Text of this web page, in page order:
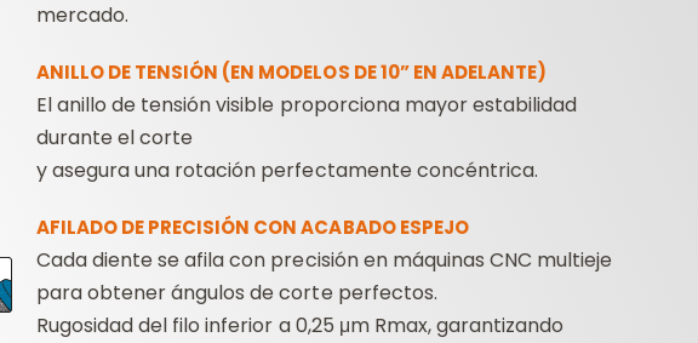
mercado.
ANILLO DE TENSIÓN (EN MODELOS DE 10” EN ADELANTE)
El anillo de tensión visible proporciona mayor estabilidad
durante el corte
y asegura una rotación perfectamente concéntrica.
AFILADO DE PRECISIÓN CON ACABADO ESPEJO
Cada diente se afila con precisión en máquinas CNC multieje
para obtener ángulos de corte perfectos.
Rugosidad del filo inferior a 0,25 μm Rmax, garantizando